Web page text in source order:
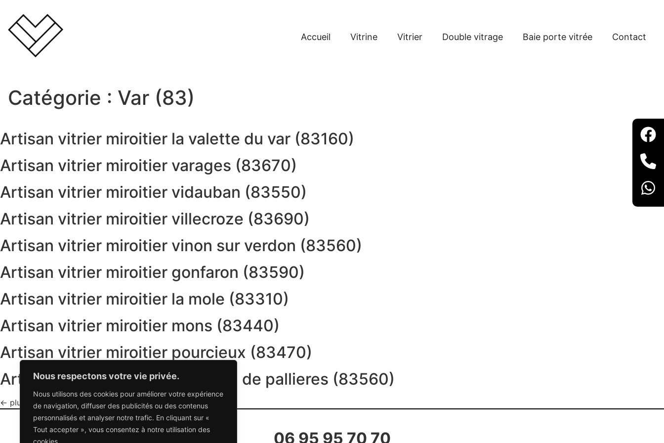
Nous respectons votre vie privée.
Nous utilisons des cookies pour améliorer votre expérience
de navigation, diffuser des publicités ou des contenus
personnalisés et analyser notre trafic. En cliquant sur «
Tout accepter », vous consentez à notre utilisation des
cookies.
Accueil Vitrine Vitrier Double vitrage Baie porte vitrée Contact
Catégorie : Var (83)
Artisan vitrier miroitier la valette du var (83160)
Artisan vitrier miroitier varages (83670)
Artisan vitrier miroitier vidauban (83550)
Artisan vitrier miroitier villecroze (83690)
Artisan vitrier miroitier vinon sur verdon (83560)
Artisan vitrier miroitier gonfaron (83590)
Artisan vitrier miroitier la mole (83310)
Artisan vitrier miroitier mons (83440)
Artisan vitrier miroitier pourcieux (83470)
Artisan vitrier miroitier st martin de pallieres (83560)
← plus ancien
06 95 95 70 70